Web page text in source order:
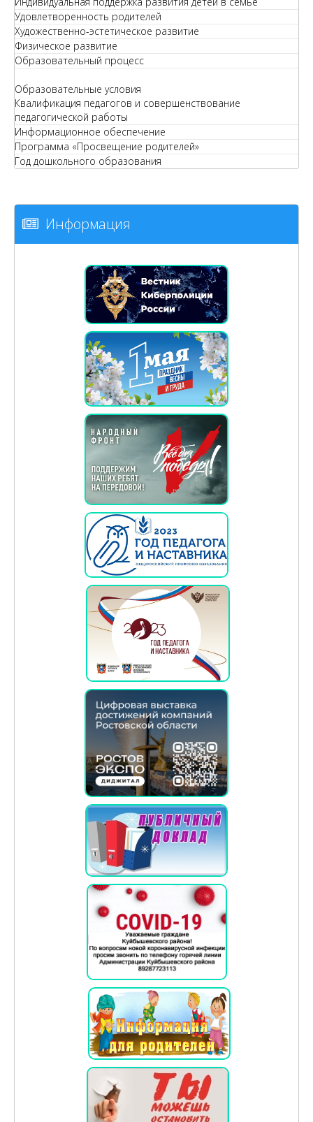
Удовлетворенность родителей
Художественно-эстетическое развитие
Физическое развитие
Образовательный процесс
Образовательные условия
Квалификация педагогов и совершенствование
педагогической работы
Информационное обеспечение
Программа «Просвещение родителей»
Год дошкольного образования
Информация